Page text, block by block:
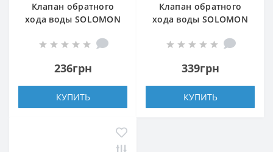
Клапан обратного
хода воды SOLOMON
236грн
КУПИТЬ
Клапан обратного
хода воды SOLOMON
339грн
КУПИТЬ